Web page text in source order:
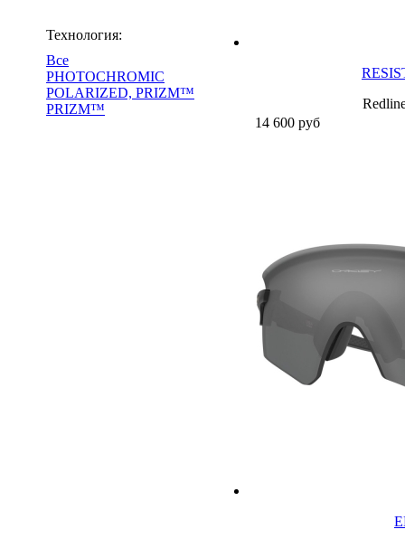
Технология:
Все
PHOTOCHROMIC
POLARIZED, PRIZM™
PRIZM™
14 600 руб